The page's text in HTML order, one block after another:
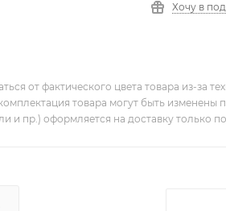
Хочу в
от фактического цвета товара из-за
товара могут быть изменены
и пр.) оформляется на доставку только